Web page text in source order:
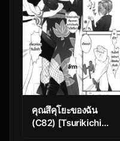
คุณสึคุโยะของฉัน
(C82) [Tsurikichi